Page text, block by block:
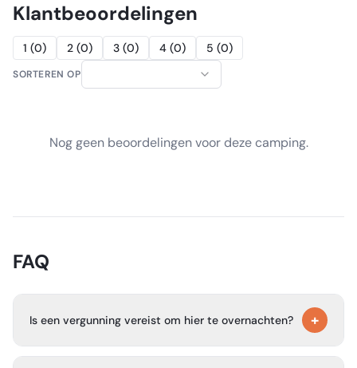
Klantbeoordelingen
1 (0) 2 (0) 3 (0) 4 (0) 5 (0)
SORTEREN OP
Nog geen beoordelingen voor deze camping.
FAQ
Is een vergunning vereist om hier te overnachten? +